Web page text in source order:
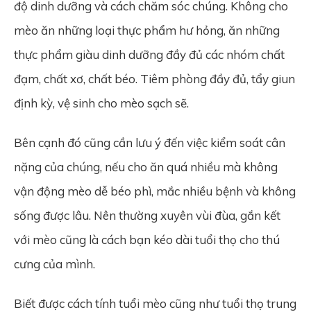
độ dinh dưỡng và cách chăm sóc chúng. Không cho
mèo ăn những loại thực phẩm hư hỏng, ăn những
thực phẩm giàu dinh dưỡng đầy đủ các nhóm chất
đạm, chất xơ, chất béo. Tiêm phòng đầy đủ, tẩy giun
định kỳ, vệ sinh cho mèo sạch sẽ.
Bên cạnh đó cũng cần lưu ý đến việc kiểm soát cân
nặng của chúng, nếu cho ăn quá nhiều mà không
vận động mèo dễ béo phì, mắc nhiều bệnh và không
sống được lâu. Nên thường xuyên vùi đùa, gắn kết
với mèo cũng là cách bạn kéo dài tuổi thọ cho thú
cưng của mình.
Biết được cách tính tuổi mèo cũng như tuổi thọ trung